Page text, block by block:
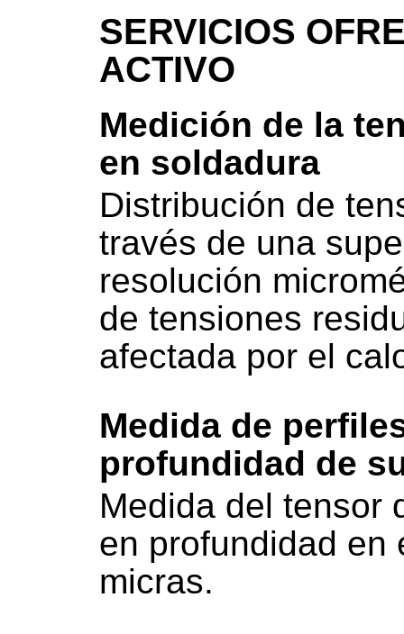
SERVICIOS
ACTIVO
Medición de la
en soldadura
Distribución de
través de una
resolución
de tensiones
afectada por el
Medida de
profundidad de
Medida del tensor
en profundidad en
micras.